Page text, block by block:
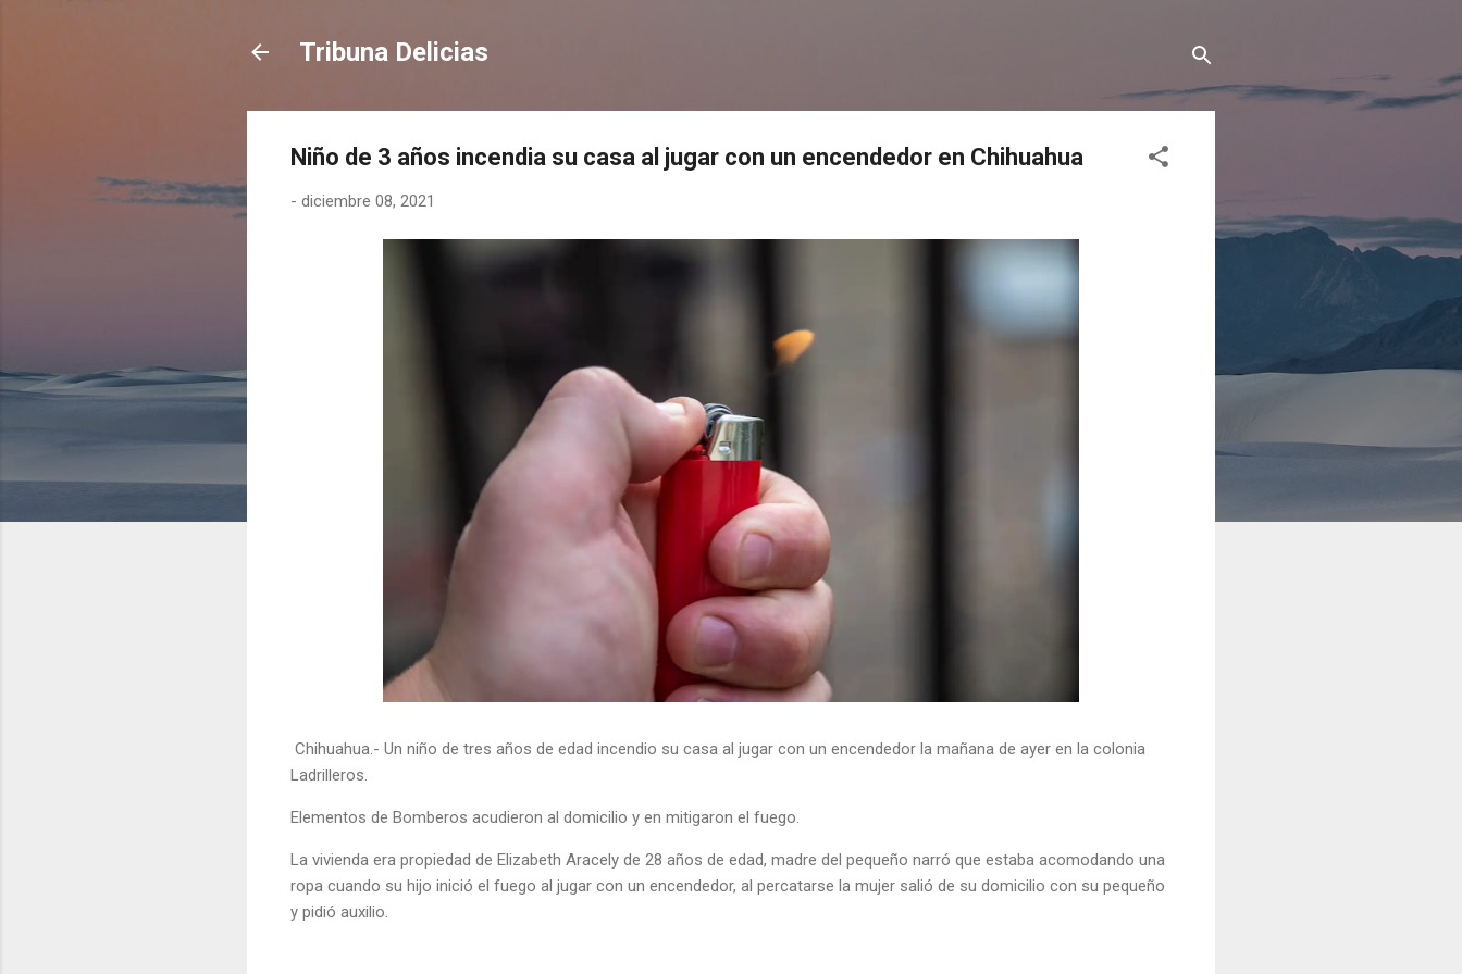
Tribuna Delicias
Niño de 3 años incendia su casa al jugar con un encendedor en Chihuahua
- diciembre 08, 2021
Chihuahua.- Un niño de tres años de edad incendio su casa al jugar con un encendedor la mañana de ayer en la colonia
Ladrilleros.
Elementos de Bomberos acudieron al domicilio y en mitigaron el fuego.
La vivienda era propiedad de Elizabeth Aracely de 28 años de edad, madre del pequeño narró que estaba acomodando una
ropa cuando su hijo inició el fuego al jugar con un encendedor, al percatarse la mujer salió de su domicilio con su pequeño
y pidió auxilio.